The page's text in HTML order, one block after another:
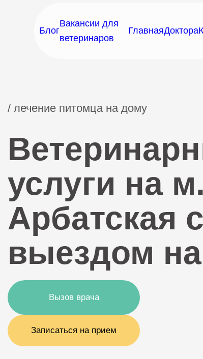
Блог
Вакансии для
ветеринаров
ГлавнаяДоктора
/ лечение питомца на дому
услуги на м.
Арбатская с
выездом
Вызов врача
Записаться на прием